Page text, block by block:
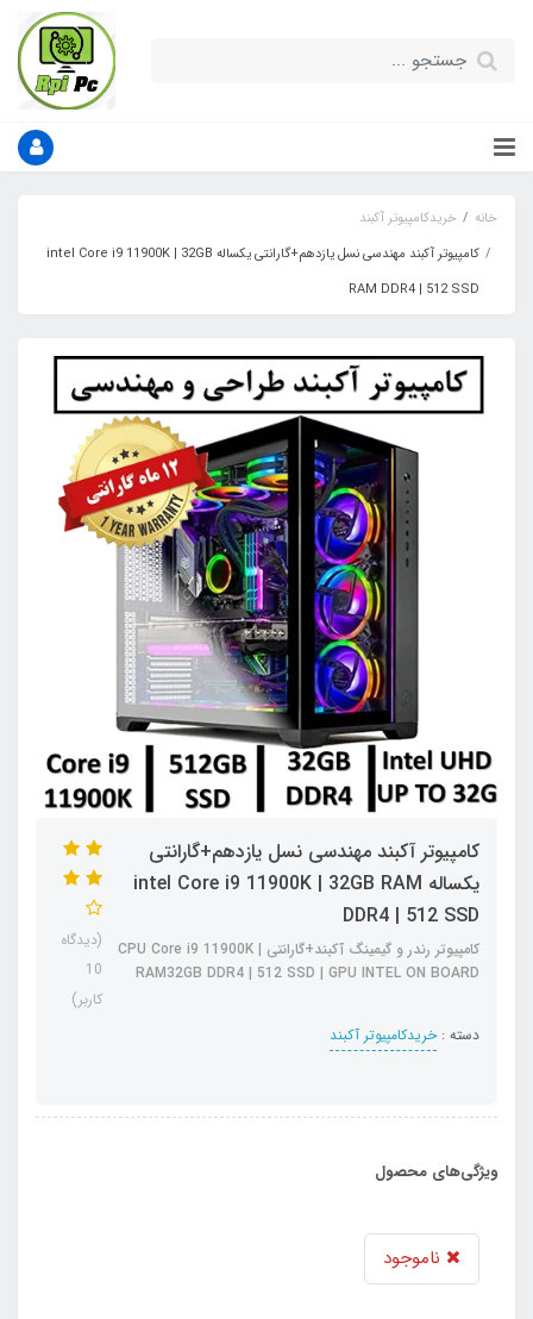
خانه
خریدکامپیوتر آکبند
کامپیوتر آکبند مهندسی نسل یازدهم+گارانتی یکساله intel Core i9 11900K | 32GB
RAM DDR4 | 512 SSD
کامپیوتر آکبند مهندسی نسل یازدهم+گارانتی
یکساله intel Core i9 11900K | 32GB RAM
DDR4 | 512 SSD
کامپیوتر رندر و گیمینگ آکبند+گارانتی CPU Core i9 11900K |
RAM32GB DDR4 | 512 SSD | GPU INTEL ON BOARD
دسته :خریدکامپیوتر آکبند
(دیدگاه
10
کاربر)
ویژگی‌های محصول
ناموجود